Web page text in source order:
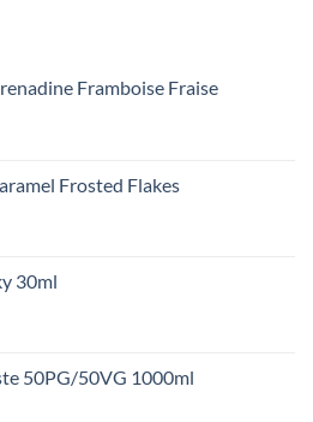
Framboise Fraise
Frosted Flakes
30ml
50PG/50VG 1000ml